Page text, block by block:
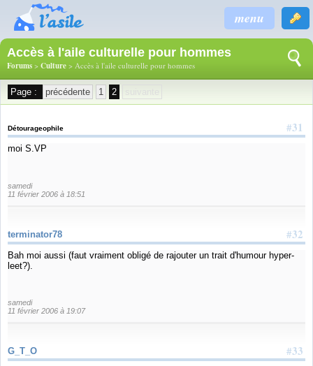
menu
Accès à l'aile culturelle pour hommes
Forums > Culture > Accès à l'aile culturelle pour hommes
Page : précédente 1 2
#31
Détourageophile
moi S.VP
samedi
11 février 2006 à 18:51
#32
terminator78
Bah moi aussi (faut vraiment obligé de rajouter un trait d'humour hyper-
leet?).
samedi
11 février 2006 à 19:07
#33
G_T_O